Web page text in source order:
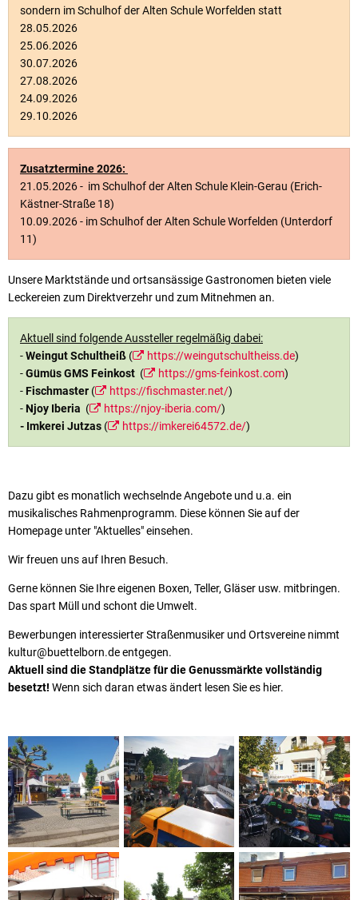
sondern im Schulhof der Alten Schule Worfelden statt
28.05.2026
25.06.2026
30.07.2026
27.08.2026
24.09.2026
29.10.2026
Zusatztermine 2026:
21.05.2026 - im Schulhof der Alten Schule Klein-Gerau (Erich-
Kästner-Straße 18)
10.09.2026 - im Schulhof der Alten Schule Worfelden (Unterdorf
11)
Unsere Marktstände und ortsansässige Gastronomen bieten viele
Leckereien zum Direktverzehr und zum Mitnehmen an.
Aktuell sind folgende Aussteller regelmäßig dabei:
-Weingut Schultheiß ( https://weingutschultheiss.de)
-Gümüs GMS Feinkost ( https://gms-feinkost.com)
-Fischmaster ( https://fischmaster.net/)
-Njoy Iberia ( https://njoy-iberia.com/)
- Imkerei Jutzas ( https://imkerei64572.de/)
Dazu gibt es monatlich wechselnde Angebote und u.a. ein
musikalisches Rahmenprogramm. Diese können Sie auf der
Homepage unter "Aktuelles" einsehen.
Wir freuen uns auf Ihren Besuch.
Gerne können Sie Ihre eigenen Boxen, Teller, Gläser usw. mitbringen.
Das spart Müll und schont die Umwelt.
Bewerbungen interessierter Straßenmusiker und Ortsvereine nimmt
kultur@buettelborn.de entgegen.
Aktuell sind die Standplätze für die Genussmärkte vollständig
besetzt! Wenn sich daran etwas ändert lesen Sie es hier.